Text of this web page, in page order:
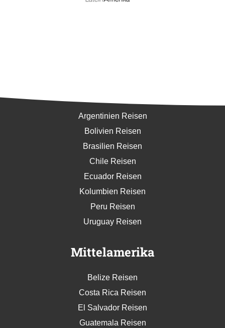
Argentinien Reisen
Bolivien Reisen
Brasilien Reisen
Chile Reisen
Ecuador Reisen
Kolumbien Reisen
Peru Reisen
Uruguay Reisen
Mittelamerika
Belize Reisen
Costa Rica Reisen
El Salvador Reisen
Guatemala Reisen